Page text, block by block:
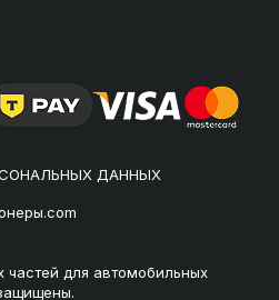
ДАННЫХ
частей для автомобильных